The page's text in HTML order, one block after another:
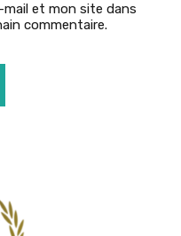
et mon site dans
commentaire.